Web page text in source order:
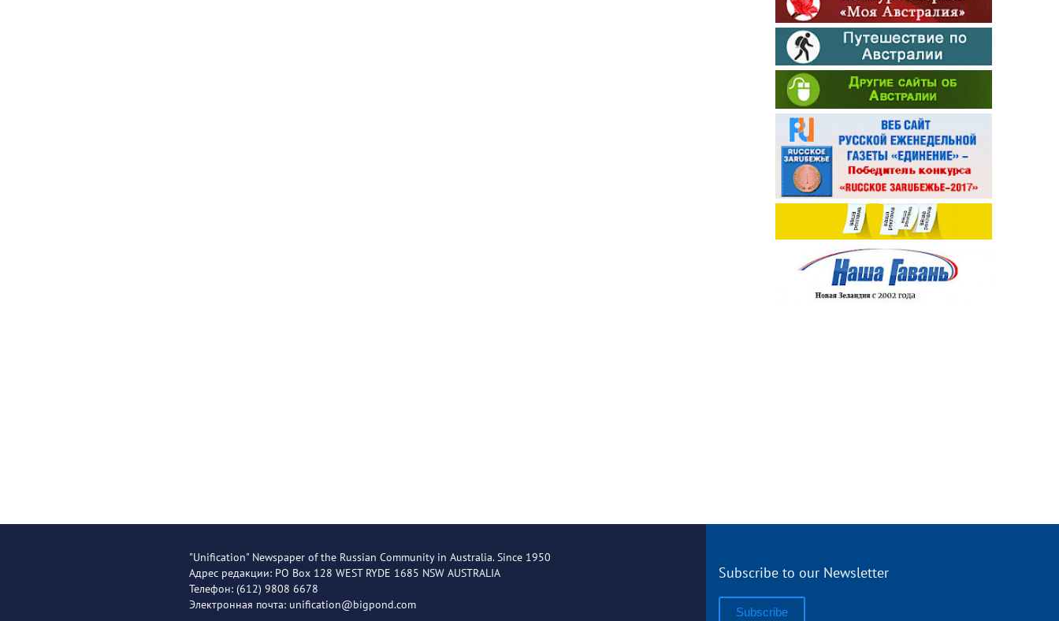
"Unification" Newspaper of the Russian Community in Australia. Since 1950
Адрес редакции: PO Box 128 WEST RYDE 1685 NSW AUSTRALIA
Телефон: (612) 9808 6678
Электронная почта: unification@bigpond.com
Subscribe to our Newsletter
Subscribe